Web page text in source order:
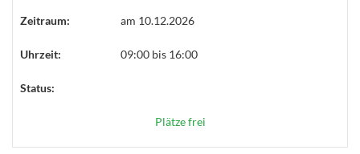
Zeitraum: am 10.12.2026
Uhrzeit: 09:00 bis 16:00
Status:
Plätze frei